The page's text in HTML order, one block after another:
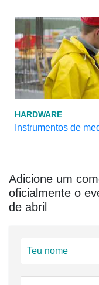
HARDWARE
Instrumentos de
Adicione um
oficialmente o
de abril